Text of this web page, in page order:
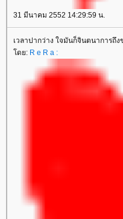
31 มีนาคม 2552 14:29:59 น.
เวลาปากว่าง ใจมันก็จินตนาการถึง
ดย: R e R a :